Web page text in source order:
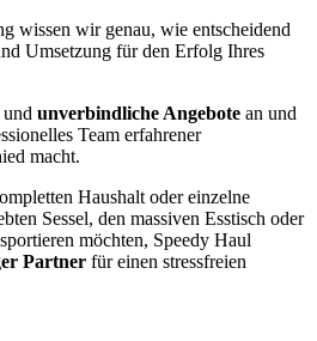
wissen wir genau, wie entscheidend
Umsetzung für den Erfolg Ihres
unverbindliche Angebote an und
Team erfahrener
macht.
Haushalt oder einzelne
Sessel, den massiven Esstisch oder
möchten, Speedy Haul
Partner für einen stressfreien